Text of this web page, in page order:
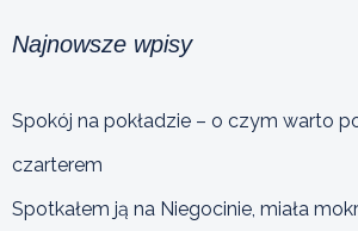
Najnowsze wpisy
Spokój na pokładzie – o czym warto
czarterem
Spotkałem ją na Niegocinie, miała